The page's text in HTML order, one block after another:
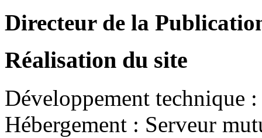
Directeur de la
Réalisation du site
Développement technique
Hébergement : Serveur